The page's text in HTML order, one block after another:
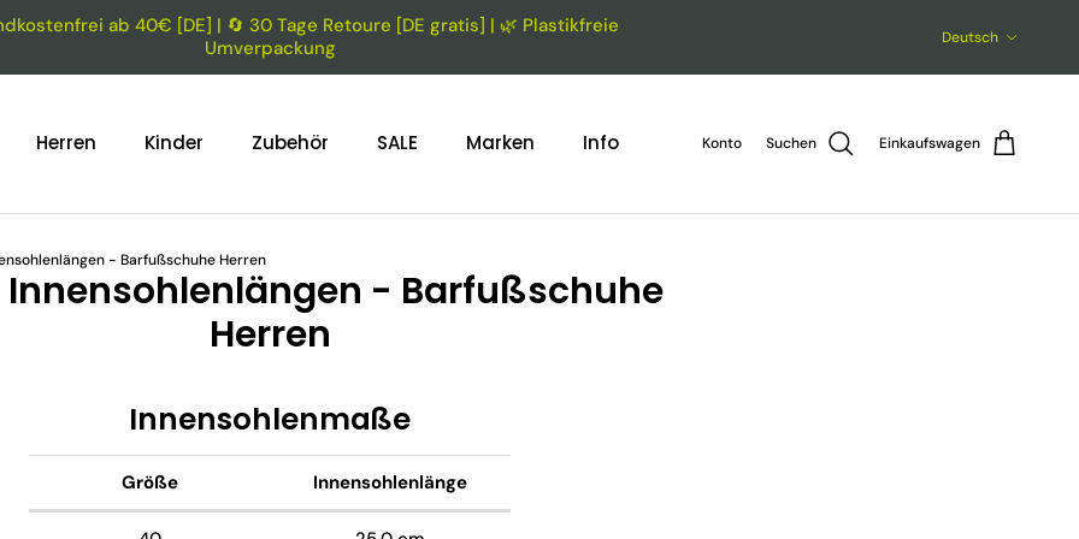
ab 40€ [DE] | 🔄 30 Tage Retoure [DE gratis] | 🌿 Plastikfreie
Umverpackung
Deutsch
Herren Kinder Zubehör SALE Marken Info Konto Suchen Einkaufswagen
- Barfußschuhe Herren
Innensohlenlängen - Barfußschuhe
Herren
Innensohlenmaße
Größe Innensohlenlänge